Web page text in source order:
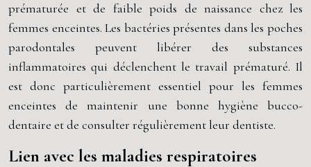
prématurée et de faible poids de naissance chez les
femmes enceintes. Les bactéries présentes dans les poches
parodontales peuvent libérer des substances
inflammatoires qui déclenchent le travail prématuré. Il
est donc particulièrement essentiel pour les femmes
enceintes de maintenir une bonne hygiène bucco-
dentaire et de consulter régulièrement leur dentiste.
Lien avec les maladies respiratoires